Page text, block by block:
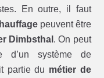
En outre, il faut
peuvent être
Dimbsthal . On peut
d’un système de
partie du métier de